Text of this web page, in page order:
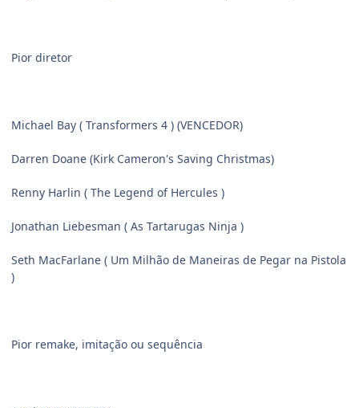
Pior diretor
Michael Bay ( Transformers 4 ) (VENCEDOR)
Darren Doane (Kirk Cameron's Saving Christmas)
Renny Harlin ( The Legend of Hercules )
Jonathan Liebesman ( As Tartarugas Ninja )
Seth MacFarlane ( Um Milhão de Maneiras de Pegar na Pistola
)
Pior remake, imitação ou sequência